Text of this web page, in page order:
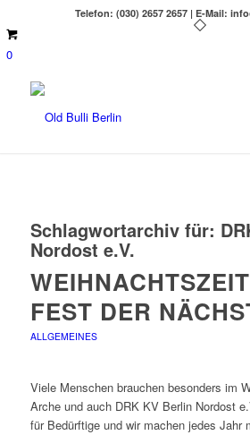
Telefon: (030) 2657 2657 | E-Mail:
0
Schlagwortarchiv für:
Nordost e.V.
FEST DER
ALLGEMEINES
Viele Menschen brauchen besonders im
Arche und auch DRK KV Berlin Nordost
für Bedürftige und wir machen jedes Jahr